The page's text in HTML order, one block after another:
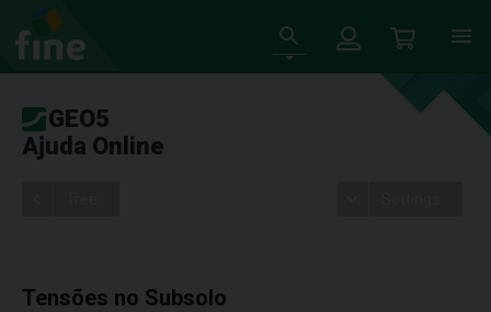
GEO5
Ajuda Online
Tensões no Subsolo